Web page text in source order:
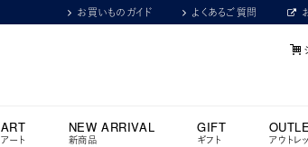
お買いものガイド よくあるご質問
ART
アート
NEW ARRIVAL
新商品
GIFT
ギフト アウトレ